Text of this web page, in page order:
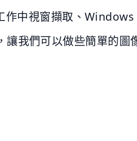
中視窗擷取、Windows
我們可以做些簡單的圖